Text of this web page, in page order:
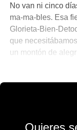
No van ni cinco
ma-ma-bles. Esa
Glorieta-Bien-
que
un montón de
Quieres